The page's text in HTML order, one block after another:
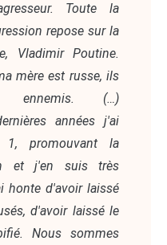
Toute la
repose sur la
Vladimir Poutine.
mère est russe, ils
ennemis. (…)
années j'ai
1, promouvant la
et j'en suis très
honte d'avoir laissé
d'avoir laissé le
Nous sommes